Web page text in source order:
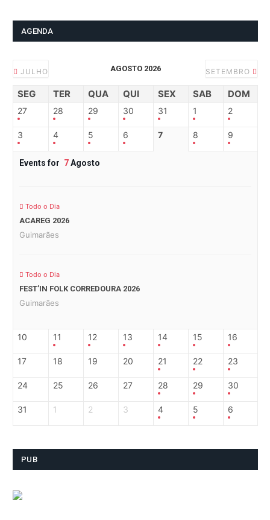
AGENDA
JULHO AGOSTO 2026 SETEMBRO
SEG TER QUA QUI SEX SAB DOM
27 28 29 30 31 1 2
3 4 5 6 7 8 9
Events for 7Agosto
Todo o Dia
ACAREG 2026
Guimarães
Todo o Dia
FEST’IN FOLK CORREDOURA 2026
Guimarães
10 11 12 13 14 15 16
17 18 19 20 21 22 23
24 25 26 27 28 29 30
31 1 2 3 4 5 6
PUB